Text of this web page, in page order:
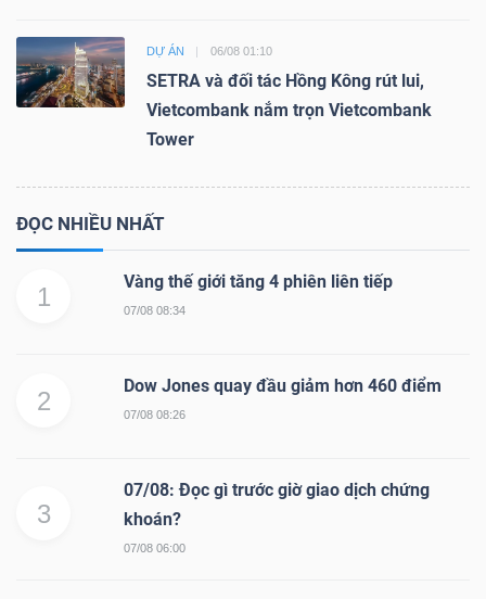
DỰ ÁN 06/08 01:10
SETRA và đối tác Hồng Kông rút lui,
Vietcombank nắm trọn Vietcombank
Tower
ĐỌC NHIỀU NHẤT
1
Vàng thế giới tăng 4 phiên liên tiếp
07/08 08:34
2
Dow Jones quay đầu giảm hơn 460 điểm
07/08 08:26
3
07/08: Đọc gì trước giờ giao dịch chứng
khoán?
07/08 06:00